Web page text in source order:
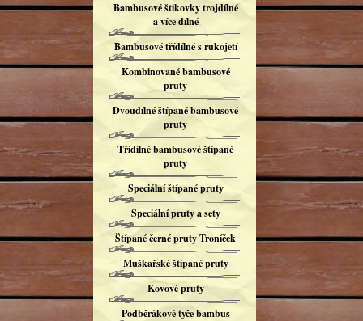
Bambusové štikovky trojdílné
a více dílné
Bambusové třídílné s rukojetí
Kombinované bambusové
pruty
Dvoudílné štípané bambusové
pruty
Třídílné bambusové štípané
pruty
Speciální štípané pruty
Speciální pruty a sety
Štípané černé pruty Troníček
Muškařské štípané pruty
Kovové pruty
Podběrákové tyče bambus